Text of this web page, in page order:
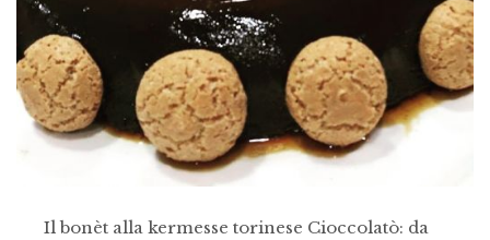
Il bonèt alla kermesse torinese Cioccolatò: da